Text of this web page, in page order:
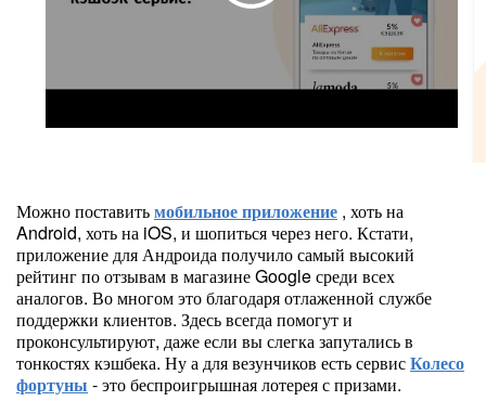
Можно поставитьмобильное приложение , хоть на
Android, хоть на iOS, и шопиться через него. Кстати,
приложение для Андроида получило самый высокий
рейтинг по отзывам в магазине Google среди всех
аналогов. Во многом это благодаря отлаженной службе
поддержки клиентов. Здесь всегда помогут и
проконсультируют, даже если вы слегка запутались в
тонкостях кэшбека. Ну а для везунчиков есть сервисКолесо
фортуны - это беспроигрышная лотерея с призами.